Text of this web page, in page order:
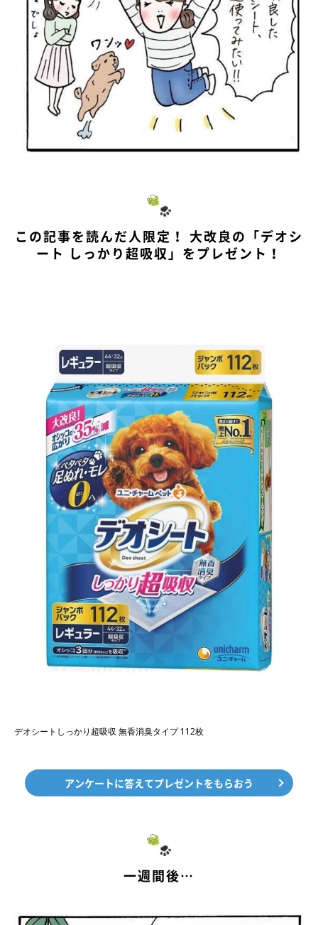
この記事を読んだ人限定！ 大改良の「デオシ
ート しっかり超吸収」をプレゼント！
デオシートしっかり超吸収 無香消臭タイプ 112枚
アンケートに答えてプレゼントをもらおう
一週間後…